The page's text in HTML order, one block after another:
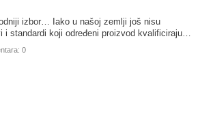
izbor… Iako u našoj zemlji još nisu
i standardi koji određeni proizvod kvalificiraju…
0